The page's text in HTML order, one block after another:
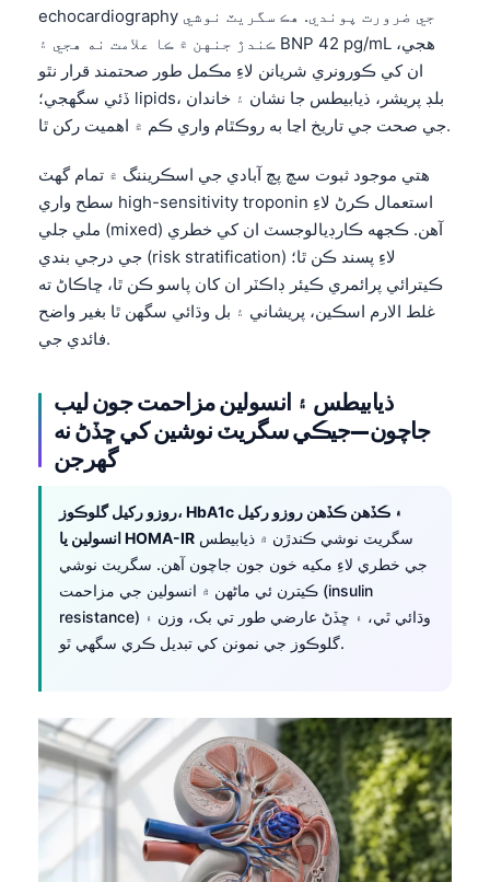
echocardiography جي ضرورت پوندي. هڪ سگريٽ نوشي
ڪندڙ جنهن ۾ ڪا علامت نه هجي ۽ BNP 42 pg/mL هجي،
ان کي ڪورونري شريانن لاءِ مڪمل طور صحتمند قرار نٿو
ڏئي سگهجي؛ lipids، بلڊ پريشر، ذيابيطس جا نشان ۽ خاندان
جي صحت جي تاريخ اڃا به روڪٿام واري ڪم ۾ اهميت رکن ٿا.
هتي موجود ثبوت سچ پچ آبادي جي اسڪريننگ ۾ تمام گهٽ
سطح واري high-sensitivity troponin استعمال ڪرڻ لاءِ
ملي جلي (mixed) آهن. ڪجهه ڪارڊيالوجسٽ ان کي خطري
جي درجي بندي (risk stratification) لاءِ پسند ڪن ٿا؛
ڪيترائي پرائمري ڪيئر ڊاڪٽر ان کان پاسو ڪن ٿا، ڇاڪاڻ ته
غلط الارم اسڪين، پريشاني ۽ بل وڌائي سگهن ٿا بغير واضح
فائدي جي.
ذيابيطس ۽ انسولين مزاحمت جون ليب
جاچون—جيڪي سگريٽ نوشين کي ڇڏڻ نه
گهرجن
روزو رکيل گلوڪوز، HbA1c ۽ ڪڏهن ڪڏهن روزو رکيل
انسولين يا HOMA-IR
جي خطري لاءِ مکيه خون جون جاچون آهن. سگريٽ نوشي
ڪيترن ئي ماڻهن ۾ انسولين جي مزاحمت (insulin
resistance) وڌائي ٿي، ۽ ڇڏڻ عارضي طور تي بک، وزن ۽
گلوڪوز جي نمونن کي تبديل ڪري سگهي ٿو.
മലയാളം
Bahasa Melayu
ไทย
ဗမာစာ
ភាសាខ្មែរ
Kiswahili
Українська
O‘zbekcha
Қазақ тілі
Suomi
Hrvatski
Slovenčina
සිංහල
অসমীয়া
Galego
Latviešu valoda